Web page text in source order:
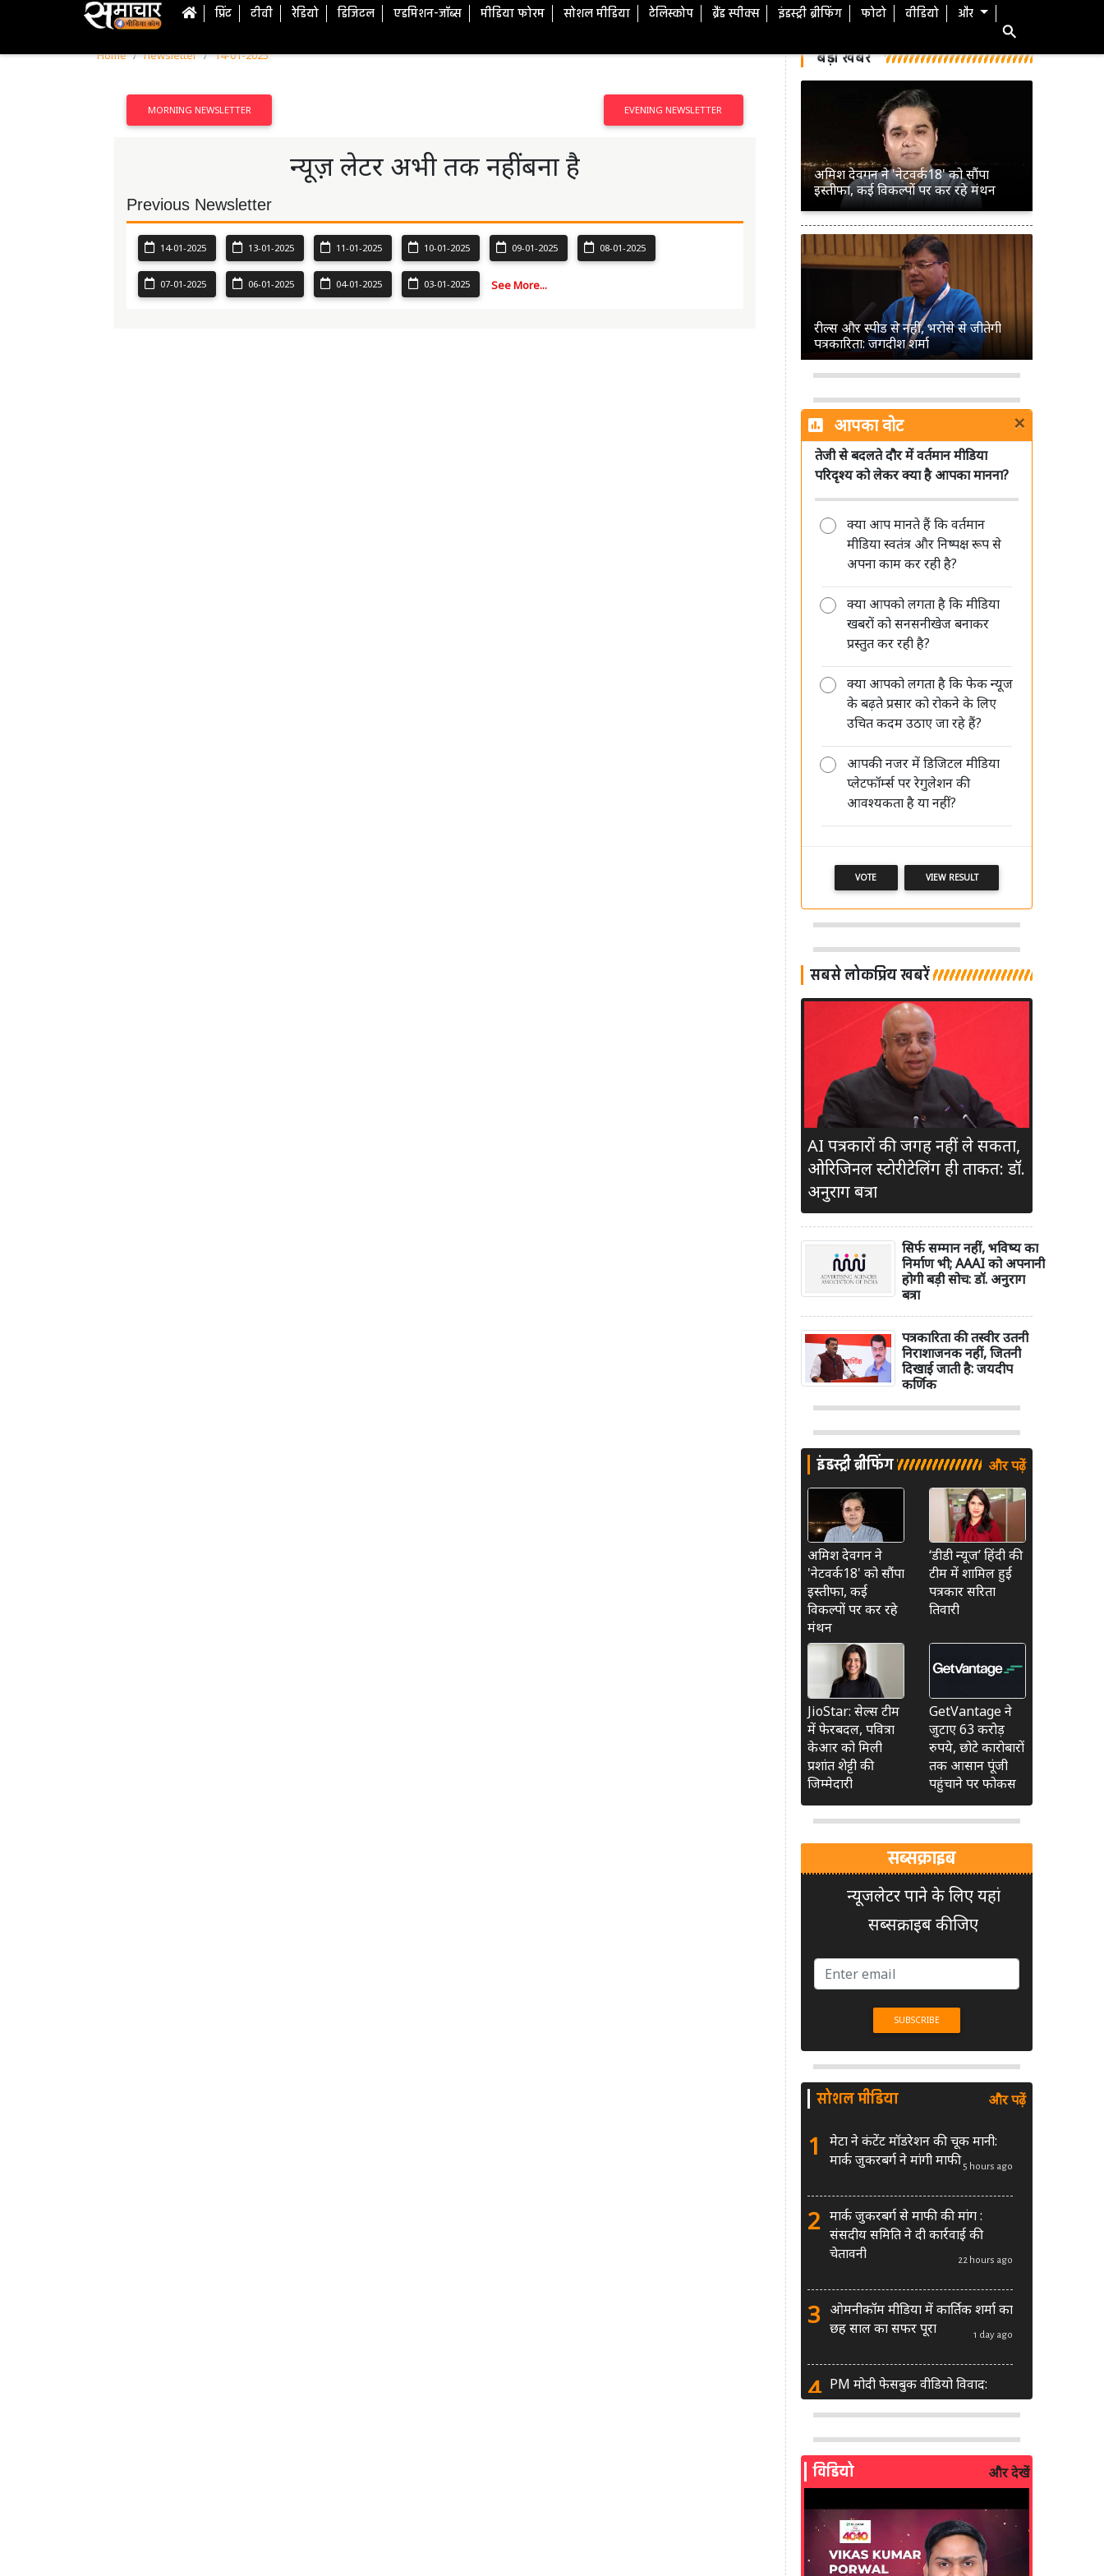
प्रिंट टीवी रेडियो डिजिटल एडमिशन-जॉब्स मीडिया फोरम सोशल मीडिया टेलिस्कोप ब्रैंड स्पीक्स इंडस्ट्री ब्रीफिंग फोटो वीडियो और
Home newsletter 14-01-2025
MORNING NEWSLETTER EVENING NEWSLETTER
न्यूज़ लेटर अभी तक नहीं बना है
Previous Newsletter
14-01-2025 13-01-2025 11-01-2025 10-01-2025 09-01-2025 08-01-2025
07-01-2025 06-01-2025 04-01-2025 03-01-2025 See More...
बड़ी खबरें
अमिश देवगन ने 'नेटवर्क18' को सौंपा
इस्तीफा, कई विकल्पों पर कर रहे मंथन
रील्स और स्पीड से नहीं, भरोसे से जीतेगी
पत्रकारिता: जगदीश शर्मा
पत्रकारिता का अगला भविष्य छोटे शहरों
और हाइपर लोकल रिपोर्टर्स के पास: शमशेर
सिंह
मीडिया की जवाबदेही सिर्फ जनता के प्रति
है, किसी सत्ता या विपक्ष के प्रति नहीं: रंजीत
मीडिया की साख बचानी है तो पहले खुद
अपने पेशे का सम्मान करें: आलोक मेहता
आपका वोट ×
तेजी से बदलते दौर में वर्तमान मीडिया
परिदृश्य को लेकर क्या है आपका मानना?
क्या आप मानते हैं कि वर्तमान
मीडिया स्वतंत्र और निष्पक्ष रूप से
अपना काम कर रही है?
क्या आपको लगता है कि मीडिया
खबरों को सनसनीखेज बनाकर
प्रस्तुत कर रही है?
क्या आपको लगता है कि फेक न्यूज
के बढ़ते प्रसार को रोकने के लिए
उचित कदम उठाए जा रहे हैं?
आपकी नजर में डिजिटल मीडिया
प्लेटफॉर्म्स पर रेगुलेशन की
आवश्यकता है या नहीं?
VOTE VIEW RESULT
सबसे लोकप्रिय खबरें
AI पत्रकारों की जगह नहीं ले सकता,
ओरिजिनल स्टोरीटेलिंग ही ताकत: डॉ.
अनुराग बत्रा
सिर्फ सम्मान नहीं, भविष्य का
निर्माण भी; AAAI को अपनानी
होगी बड़ी सोच: डॉ. अनुराग
बत्रा
पत्रकारिता की तस्वीर उतनी
निराशाजनक नहीं, जितनी
दिखाई जाती है: जयदीप
कर्णिक
इंडस्ट्री ब्रीफिंग और पढ़ें
अमिश देवगन ने
'नेटवर्क18' को सौंपा
इस्तीफा, कई
विकल्पों पर कर रहे
मंथन
‘डीडी न्यूज’ हिंदी की
टीम में शामिल हुईं
पत्रकार सरिता
तिवारी
JioStar: सेल्स टीम
में फेरबदल, पवित्रा
केआर को मिली
प्रशांत शेट्टी की
जिम्मेदारी
GetVantage ने
जुटाए 63 करोड़
रुपये, छोटे कारोबारों
तक आसान पूंजी
पहुंचाने पर फोकस
सब्सक्राइब
न्यूजलेटर पाने के लिए यहां
सब्सक्राइब कीजिए
सोशल मीडिया और पढ़ें
1
मेटा ने कंटेंट मॉडरेशन की चूक मानी:
मार्क जुकरबर्ग ने मांगी माफी 5 hours ago
2 मार्क जुकरबर्ग से माफी की मांग :
संसदीय समिति ने दी कार्रवाई की
चेतावनी
22 hours ago
3 ओमनीकॉम मीडिया में कार्तिक शर्मा का
छह साल का सफर पूरा
1 day ago
4 PM मोदी फेसबुक वीडियो विवाद:
MeitY से मिलेगी मेटा की ग्लोबल टीम
5 AI से बने फर्जी पोस्ट पर LinkedIn
की सख्ती: लॉन्च किए नए मॉडरेशन
6
सरकार दे रही बड़ा मौका: शॉर्ट वीडियो
बनाने वाले क्रिएटर्स जीत सकते हैं ₹5
विडियो और देखें